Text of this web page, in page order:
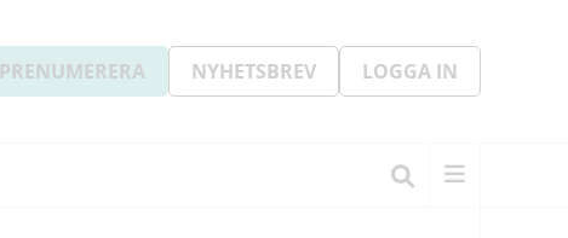
PRENUMERERA NYHETSBREV LOGGA IN